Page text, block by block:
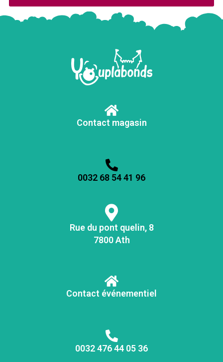
Contact magasin
0032 68 54 41 96
Rue du pont quelin, 8
7800 Ath
Contact événementiel
0032 476 44 05 36